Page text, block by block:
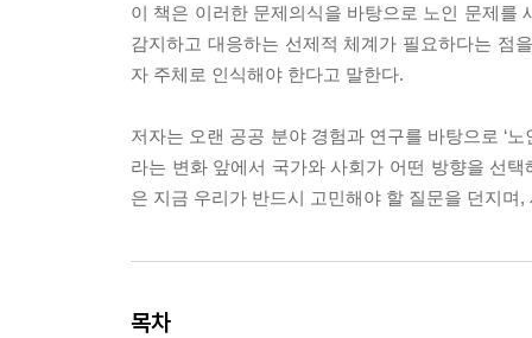
이 책은 이러한 문제의식을 바탕으로 노인 문제를
감지하고 대응하는 선제적 체계가 필요하다는 점
자 주체로 인식해야 한다고 말한다.
저자는 오랜 공공 분야 경험과 연구를 바탕으로 ‘
라는 변화 앞에서 국가와 사회가 어떤 방향을 선
은 지금 우리가 반드시 고민해야 할 질문을 던지
목차